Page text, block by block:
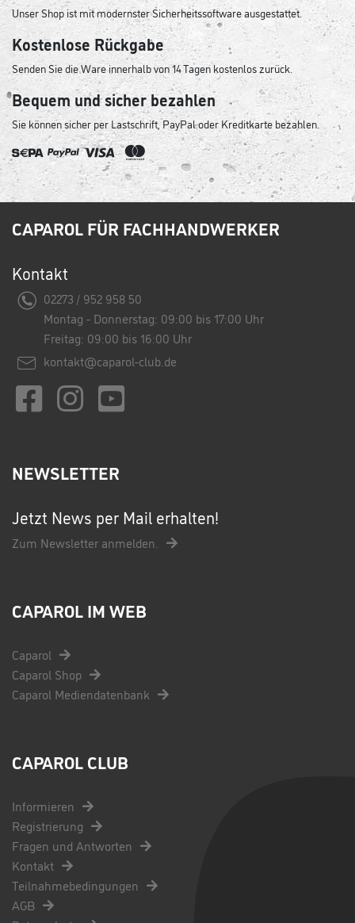
Unser Shop ist mit modernster Sicherheitssoftware ausgestattet.
Kostenlose Rückgabe
Senden Sie die Ware innerhalb von 14 Tagen kostenlos zurück.
Bequem und sicher bezahlen
Sie können sicher per Lastschrift, PayPal oder Kreditkarte bezahlen.
CAPAROL FÜR FACHHANDWERKER
Kontakt
02273 / 952 958 50
Montag - Donnerstag: 09:00 bis 17:00 Uhr
Freitag: 09:00 bis 16:00 Uhr
kontakt@caparol-club.de
NEWSLETTER
Jetzt News per Mail erhalten!
Zum Newsletter anmelden.
CAPAROL IM WEB
Caparol
Caparol Shop
Caparol Mediendatenbank
CAPAROL CLUB
Informieren
Registrierung
Fragen und Antworten
Kontakt
Teilnahmebedingungen
AGB